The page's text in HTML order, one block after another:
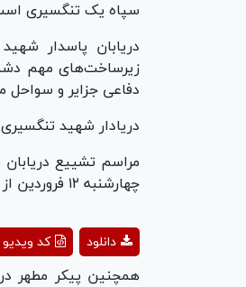
سپاه یک تنگسیری
دریابان پاسدار
زیرساخت‌های مهم
دفاعی جزایر و سواحل
دریادار شهید تنگسیری از سال ۱۳۹۷ فرماندهی نیروی دریایی سپاه پاسداران
مراسم تشییع دریابان
چهارشنبه ۱۲ فروردین از ساعت ۱۵ از میدان انقلاب تا معراج شهدا تهران برگزار شد.
کد ویدیو دانلود
همچنین پیکر مطهر